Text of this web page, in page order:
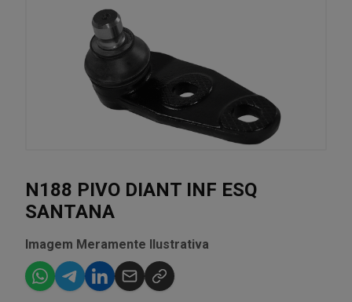
N188 PIVO DIANT INF ESQ
SANTANA
Imagem Meramente Ilustrativa